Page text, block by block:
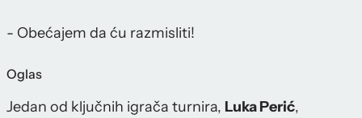
- Obećajem da ću razmisliti!
Oglas
Jedan od ključnih igrača turnira, Luka Perić,